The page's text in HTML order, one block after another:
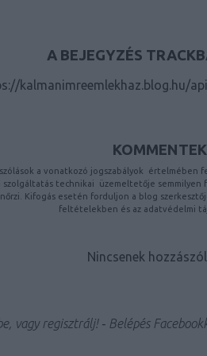
A BEJEGYZÉS
kalmanimreemlekhaz.blog.hu/
a vonatkozó jogszabályok értelmében
szolgáltatás technikai üzemeltetője semmilyen
Kifogás esetén forduljon a blog
feltételekben és az adatvédelmi
Nincsenek
, vagy regisztrálj! ‐ Belépés